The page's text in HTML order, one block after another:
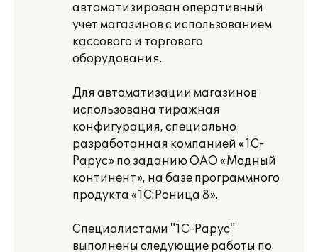
автоматизирован оперативный
учет магазинов с использованием
кассового и торгового
оборудования.
Для автоматизации магазинов
использована тиражная
конфигурация, специально
разработанная компанией «1С-
Рарус» по заданию ОАО «Модный
континент», на базе программного
продукта «1С:Роница 8».
Специалистами "1С-Рарус"
выполнены следующие работы по